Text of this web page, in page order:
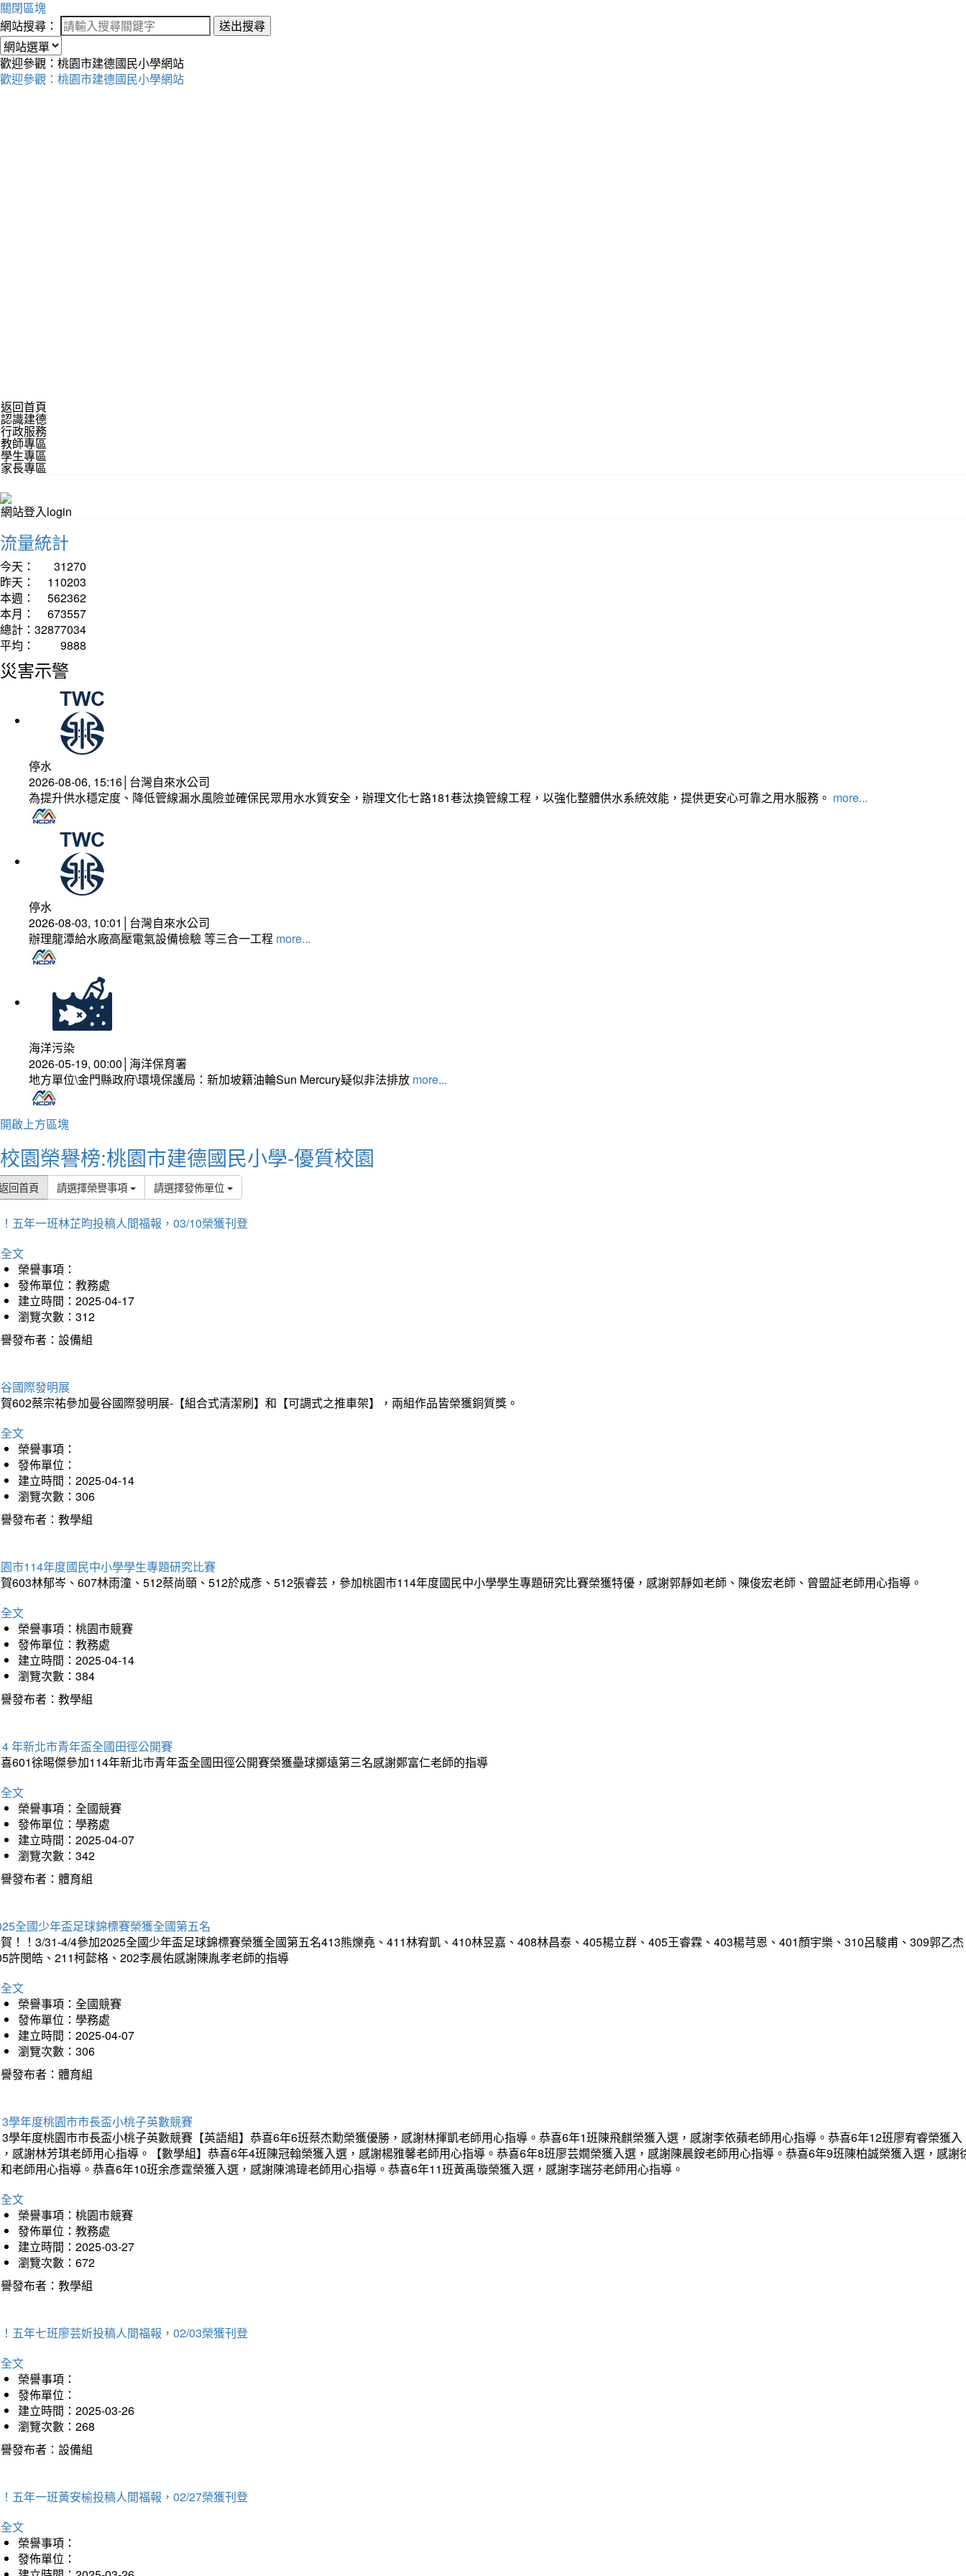
關閉區塊
網站搜尋：
送出搜尋
歡迎參觀：桃園市建德國民小學網站
歡迎參觀：桃園市建德國民小學網站
返回首頁
認識建德
行政服務
教師專區
學生專區
家長專區
網站登入login
流量統計
今天：
31270
昨天：
110203
本週：
562362
本月：
673557
總計： 32877034
平均：
9888
災害示警
停水
2026-08-06, 15:16│台灣自來水公司
為提升供水穩定度、降低管線漏水風險並確保民眾用水水質安全，辦理文化七路181巷汰換管線工程，以強化整體供水系統效能，提供更安心可靠之用水服務。 more...
停水
2026-08-03, 10:01│台灣自來水公司
辦理龍潭給水廠高壓電氣設備檢驗 等三合一工程 more...
海洋污染
2026-05-19, 00:00│海洋保育署
地方單位\金門縣政府\環境保護局：新加坡籍油輪Sun Mercury疑似非法排放 more...
開啟上方區塊
校園榮譽榜:桃園市建德國民小學-優質校園
回首頁 請選擇榮譽事項 請選擇發佈單位
五年一班林芷昀投稿人間福報，03/10榮獲刊登
文
榮譽事項：
發佈單位：教務處
建立時間：2025-04-17
瀏覽次數：312
發布者：設備組
國際發明展
602蔡宗祐參加曼谷國際發明展-【組合式清潔刷】和【可調式之推車架】，兩組作品皆榮獲銅質獎。
文
榮譽事項：
發佈單位：
建立時間：2025-04-14
瀏覽次數：306
發布者：教學組
市114年度國民中小學學生專題研究比賽
603林郁岑、607林雨潼、512蔡尚頤、512於成彥、512張睿芸，參加桃園市114年度國民中小學學生專題研究比賽榮獲特優，感謝郭靜如老師、陳俊宏老師、曾盟証老師用心指導。
文
榮譽事項：桃園市競賽
發佈單位：教務處
建立時間：2025-04-14
瀏覽次數：384
發布者：教學組
年新北市青年盃全國田徑公開賽
601徐晹傑參加114年新北市青年盃全國田徑公開賽榮獲壘球擲遠第三名感謝鄭富仁老師的指導
文
榮譽事項：全國競賽
發佈單位：學務處
建立時間：2025-04-07
瀏覽次數：342
發布者：體育組
全國少年盃足球錦標賽榮獲全國第五名
！！3/31-4/4參加2025全國少年盃足球錦標賽榮獲全國第五名413熊爍堯、411林宥凱、410林昱嘉、408林昌泰、405楊立群、405王睿霖、403楊芎恩、401顏宇樂、310呂駿甫、309郭乙
許閔皓、211柯懿格、202李晨佑感謝陳胤孝老師的指導
文
榮譽事項：全國競賽
發佈單位：學務處
建立時間：2025-04-07
瀏覽次數：306
發布者：體育組
學年度桃園市市長盃小桃子英數競賽
學年度桃園市市長盃小桃子英數競賽【英語組】恭喜6年6班蔡杰勳榮獲優勝，感謝林揮凱老師用心指導。恭喜6年1班陳飛麒榮獲入選，感謝李依蘋老師用心指導。恭喜6年12班廖宥睿榮獲入
感謝林芳琪老師用心指導。【數學組】恭喜6年4班陳冠翰榮獲入選，感謝楊雅馨老師用心指導。恭喜6年8班廖芸嫺榮獲入選，感謝陳晨銨老師用心指導。恭喜6年9班陳柏誠榮獲入選，感謝
老師用心指導。恭喜6年10班余彥霆榮獲入選，感謝陳鴻瑋老師用心指導。恭喜6年11班黃禹璇榮獲入選，感謝李瑞芬老師用心指導。
文
榮譽事項：桃園市競賽
發佈單位：教務處
建立時間：2025-03-27
瀏覽次數：672
發布者：教學組
五年七班廖芸妡投稿人間福報，02/03榮獲刊登
文
榮譽事項：
發佈單位：
建立時間：2025-03-26
瀏覽次數：268
發布者：設備組
五年一班黃安榆投稿人間福報，02/27榮獲刊登
文
榮譽事項：
發佈單位：